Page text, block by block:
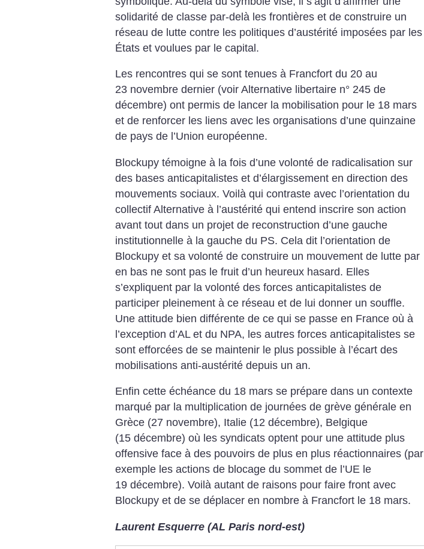
solidarité de classe par-delà les frontières et de construire un
réseau de lutte contre les politiques d’austérité imposées par les
États et voulues par le capital.
Les rencontres qui se sont tenues à Francfort du 20 au
23 novembre dernier (voir Alternative libertaire n° 245 de
décembre) ont permis de lancer la mobilisation pour le 18 mars
et de renforcer les liens avec les organisations d’une quinzaine
de pays de l’Union européenne.
Blockupy témoigne à la fois d’une volonté de radicalisation sur
des bases anticapitalistes et d’élargissement en direction des
mouvements sociaux. Voilà qui contraste avec l’orientation du
collectif Alternative à l’austérité qui entend inscrire son action
avant tout dans un projet de reconstruction d’une gauche
institutionnelle à la gauche du PS. Cela dit l’orientation de
Blockupy et sa volonté de construire un mouvement de lutte par
en bas ne sont pas le fruit d’un heureux hasard. Elles
s’expliquent par la volonté des forces anticapitalistes de
participer pleinement à ce réseau et de lui donner un souffle.
Une attitude bien différente de ce qui se passe en France où à
l’exception d’AL et du NPA, les autres forces anticapitalistes se
sont efforcées de se maintenir le plus possible à ­l’écart des
mobilisations ­anti-austérité depuis un an.
Enfin cette échéance du 18 mars se prépare dans un contexte
marqué par la multiplication de journées de grève générale en
Grèce (27 novembre), Italie (12 décembre), Belgique
(15 décembre) où les syndicats optent pour une attitude plus
offensive face à des pouvoirs de plus en plus réactionnaires (par
exemple les actions de blocage du sommet de l’UE le
19 décembre). Voilà autant de raisons pour faire front avec
Blockupy et de se déplacer en nombre à Francfort le 18 mars.
Laurent Esquerre (AL Paris nord-est)